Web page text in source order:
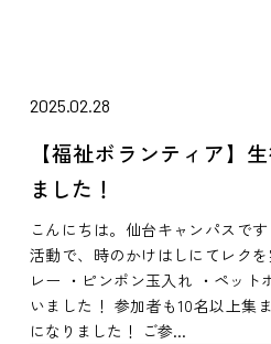
2025.02.28
【福祉ボランティア】
ました！
こんにちは。仙台キャンパスで
活動で、時のかけはしにてレク
レー ・ピンポン玉入れ ・ペット
いました！ 参加者も10名以上集
になりました！ ご参...